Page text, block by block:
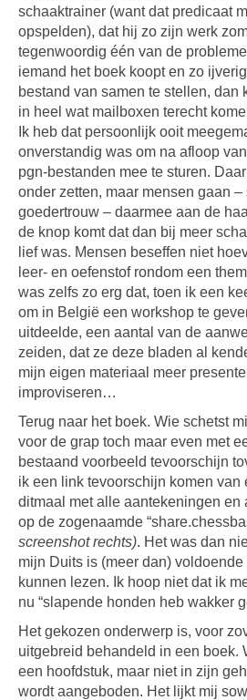
schaaktrainer (want dat predicaat
opspelden), dat hij zo zijn werk
tegenwoordig één van de
iemand het boek koopt en zo
bestand van samen te stellen, dan
in heel wat mailboxen terecht
Ik heb dat persoonlijk ooit
onverstandig was om na afloop
pgn-bestanden mee te sturen.
onder zetten, maar mensen gaan –
goedertrouw – daarmee aan de
de knop komt dat dan bij meer
lief was. Mensen beseffen niet
leer- en oefenstof rondom een
was zelfs zo erg dat, toen ik een
om in België een workshop te
uitdeelde, een aantal van de
zeiden, dat ze deze bladen al
mijn eigen materiaal meer
improviseren…
Terug naar het boek. Wie schetst
voor de grap toch maar even met
bestaand voorbeeld tevoorschijn
ik een link tevoorschijn komen van
ditmaal met alle aantekeningen en
op de zogenaamde
screenshot rechts). Het was dan
mijn Duits is (meer dan)
kunnen lezen. Ik hoop niet dat ik
nu “slapende honden heb wakker
Het gekozen onderwerp is, voor
uitgebreid behandeld in een boek.
een hoofdstuk, maar niet in zijn
wordt aangeboden. Het lijkt mij